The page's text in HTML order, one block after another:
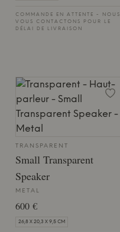
COMMANDE EN ATTENTE - NOUS
VOUS CONTACTONS POUR LE
DÉLAI DE LIVRAISON
TRANSPARENT
Small Transparent
Speaker
METAL
600 €
26,8 X 20,3 X 9,5 CM